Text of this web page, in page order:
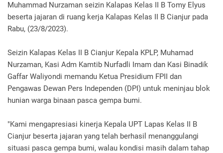
Muhammad Nurzaman seizin Kalapas Kelas II B Tomy Elyus
beserta jajaran di ruang kerja Kalapas Kelas II B Cianjur pada
Rabu, (23/8/2023).
Seizin Kalapas Kelas II B Cianjur Kepala KPLP, Muhamad
Nurzaman, Kasi Adm Kamtib Nurfadli Imam dan Kasi Binadik
Gaffar Waliyondi memandu Ketua Presidium FPII dan
Pengawas Dewan Pers Independen (DPI) untuk meninjau blok
hunian warga binaan pasca gempa bumi.
"Kami mengapresiasi kinerja Kepala UPT Lapas Kelas II B
Cianjur beserta jajaran yang telah berhasil menanggulangi
situasi pasca gempa bumi, walau kondisi masih dalam tahap